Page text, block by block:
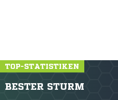
TOP-STATISTIKEN
BESTER STURM